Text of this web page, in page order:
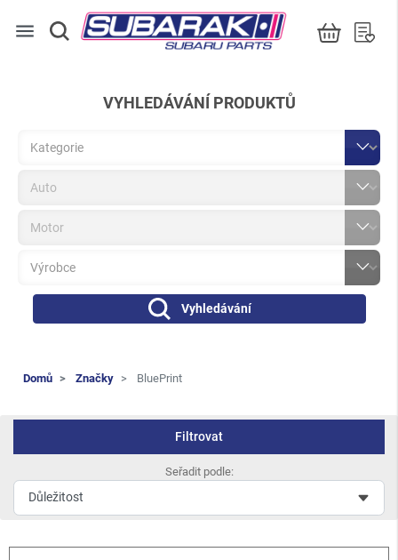
menu
VYHLEDÁVÁNÍ PRODUKTŮ
Vyhledávání
Domů Značky BluePrint
Filtrovat
Seřadit podle: